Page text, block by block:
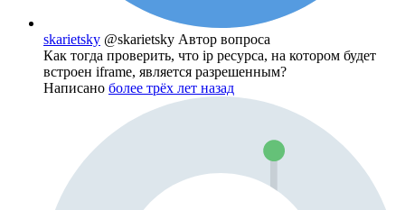
skarietsky @skarietsky Автор вопроса
Как тогда проверить, что ip ресурса, на котором будет
встроен iframe, является разрешенным?
Написано более трёх лет назад